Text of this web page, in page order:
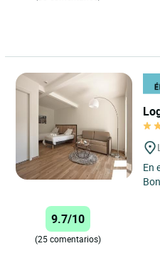
En
9.7/10
(25 comentarios)